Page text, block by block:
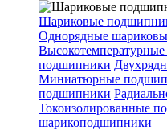
Шариковые
Однорядные
подшипники
Миниатюрные
подшипники
Токоизолированные
шарикоподшипники